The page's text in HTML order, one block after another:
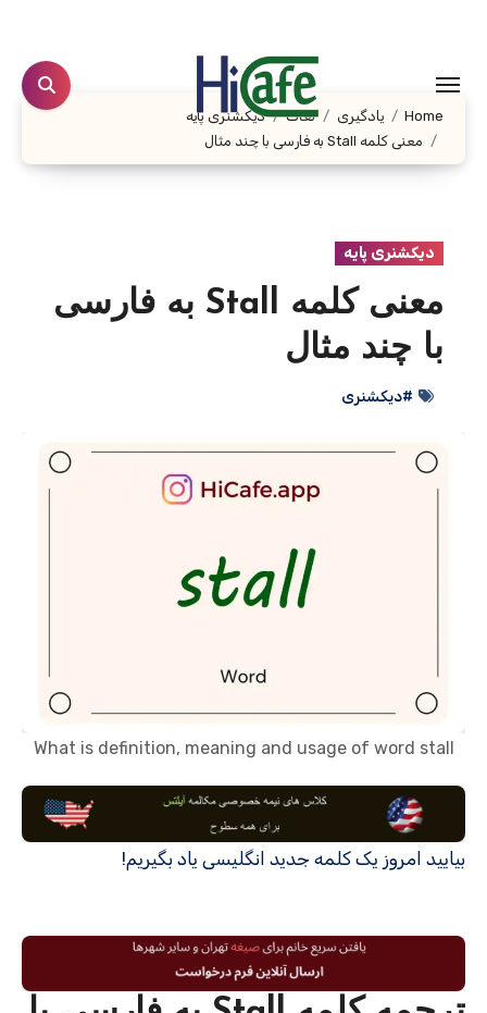
content
Home یادگیری لغات
دیکشنری پایه
معنی کلمه Stall به فارسی با چند مثال
دیکشنری پایه
معنی کلمه Stall به فارسی
با چند مثال
#دیکشنری
What is definition, meaning and usage of word stall
بیایید امروز یک کلمه جدید انگلیسی یاد بگیریم!